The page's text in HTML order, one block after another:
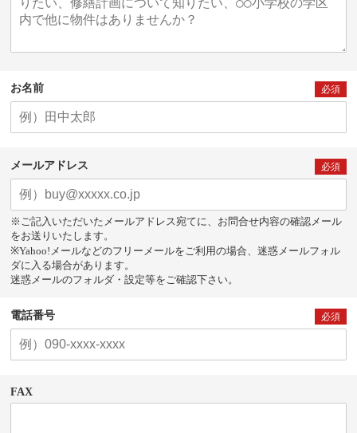
お名前 必須
メールアドレス 必須
※ご記入いただいたメールアドレス宛てに、お問合せ内容の確認メール
をお送りいたします。
※Yahoo!メールなどのフリーメールをご利用の場合、迷惑メールフォル
ダに入る場合があります。
迷惑メールのフォルダ・設定等をご確認下さい。
電話番号 必須
FAX